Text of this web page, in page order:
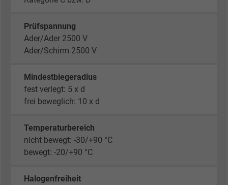
Prüfspannung
Ader/Ader 2500 V
Ader/Schirm 2500 V
Mindestbiegeradius
fest verlegt: 5 x d
frei beweglich: 10 x d
Temperaturbereich
nicht bewegt: -30/+90 °C
bewegt: -20/+90 °C
Halogenfreiheit